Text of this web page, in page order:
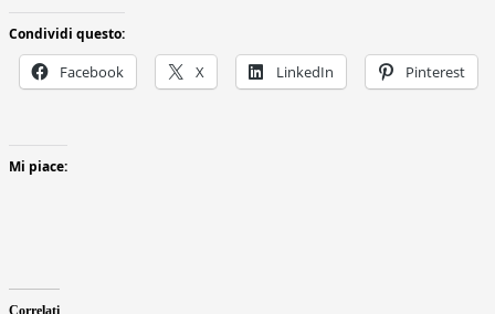
Condividi questo:
Facebook X LinkedIn Pinterest
Mi piace:
Correlati